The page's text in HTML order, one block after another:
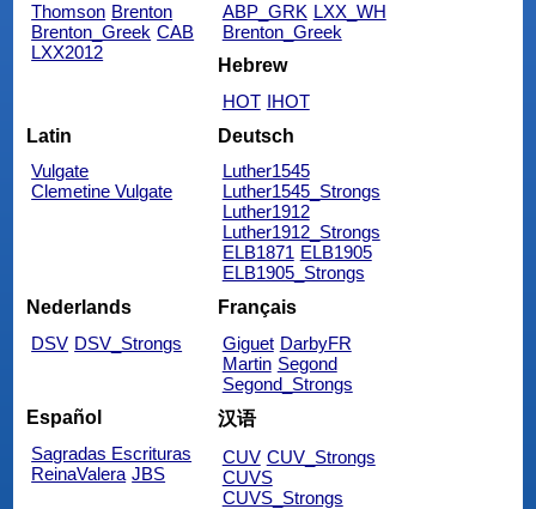
Thomson Brenton
Brenton_Greek CAB
LXX2012
ABP_GRK LXX_WH
Brenton_Greek
Hebrew
HOT IHOT
Latin
Vulgate
Clemetine Vulgate
Deutsch
Luther1545
Luther1545_Strongs
Luther1912
Luther1912_Strongs
ELB1871 ELB1905
ELB1905_Strongs
Nederlands
DSV DSV_Strongs
Français
Giguet DarbyFR
Martin Segond
Segond_Strongs
Español
Sagradas Escrituras
ReinaValera JBS
汉语
CUV CUV_Strongs
CUVS
CUVS_Strongs